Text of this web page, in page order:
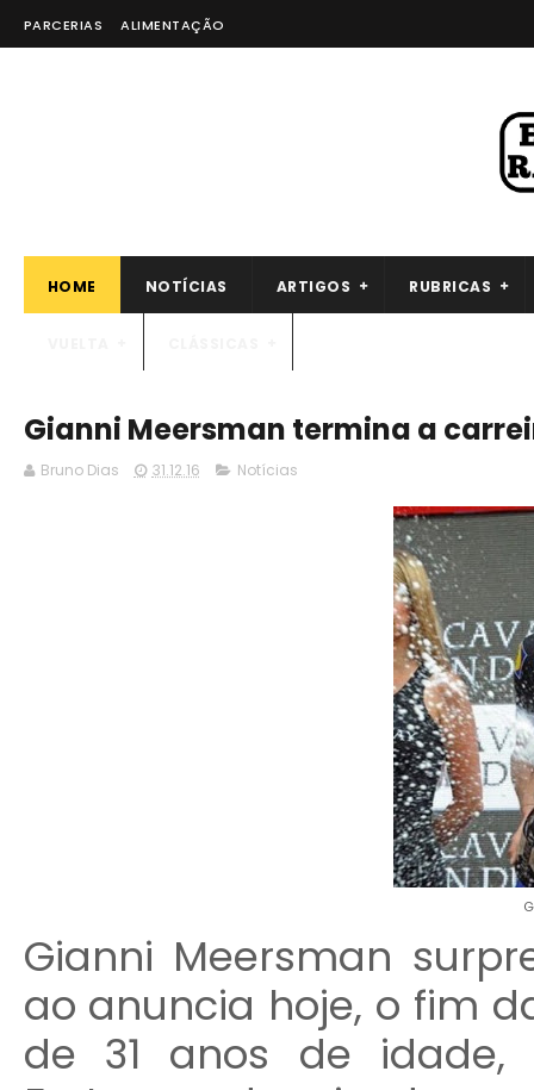
PARCERIAS ALIMENTAÇÃO
HOME NOTÍCIAS ARTIGOS RUBRICAS
Gianni Meersman termina a
Bruno Dias 31.12.16 Notícias
Gianni Meersman
ao anuncia hoje, o fim
de 31 anos de